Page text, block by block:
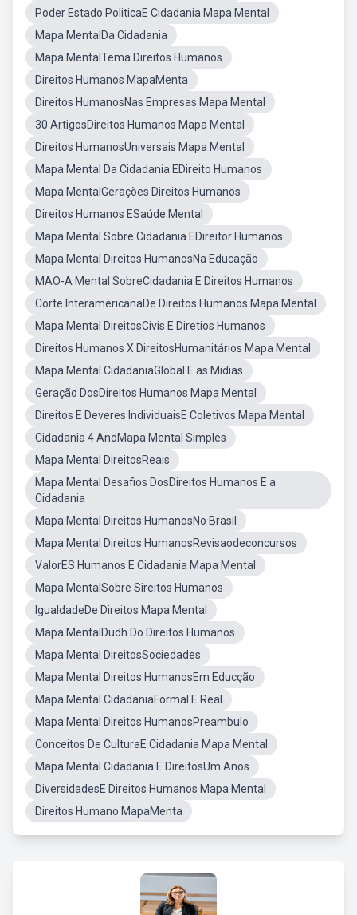
Poder Estado PoliticaE Cidadania Mapa Mental
Mapa MentalDa Cidadania
Mapa MentalTema Direitos Humanos
Direitos Humanos MapaMenta
Direitos HumanosNas Empresas Mapa Mental
30 ArtigosDireitos Humanos Mapa Mental
Direitos HumanosUniversais Mapa Mental
Mapa Mental Da Cidadania EDireito Humanos
Mapa MentalGerações Direitos Humanos
Direitos Humanos ESaúde Mental
Mapa Mental Sobre Cidadania EDireitor Humanos
Mapa Mental Direitos HumanosNa Educação
MAO-A Mental SobreCidadania E Direitos Humanos
Corte InteramericanaDe Direitos Humanos Mapa Mental
Mapa Mental DireitosCivis E Diretios Humanos
Direitos Humanos X DireitosHumanitários Mapa Mental
Mapa Mental CidadaniaGlobal E as Midias
Geração DosDireitos Humanos Mapa Mental
Direitos E Deveres IndividuaisE Coletivos Mapa Mental
Cidadania 4 AnoMapa Mental Simples
Mapa Mental DireitosReais
Mapa Mental Desafios DosDireitos Humanos E a
Cidadania
Mapa Mental Direitos HumanosNo Brasil
Mapa Mental Direitos HumanosRevisaodeconcursos
ValorES Humanos E Cidadania Mapa Mental
Mapa MentalSobre Sireitos Humanos
IgualdadeDe Direitos Mapa Mental
Mapa MentalDudh Do Direitos Humanos
Mapa Mental DireitosSociedades
Mapa Mental Direitos HumanosEm Educção
Mapa Mental CidadaniaFormal E Real
Mapa Mental Direitos HumanosPreambulo
Conceitos De CulturaE Cidadania Mapa Mental
Mapa Mental Cidadania E DireitosUm Anos
DiversidadesE Direitos Humanos Mapa Mental
Direitos Humano MapaMenta